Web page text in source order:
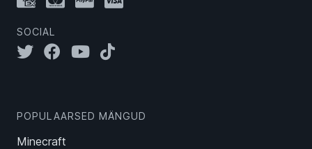
SOCIAL
POPULAARSED MÄNGUD
Minecraft